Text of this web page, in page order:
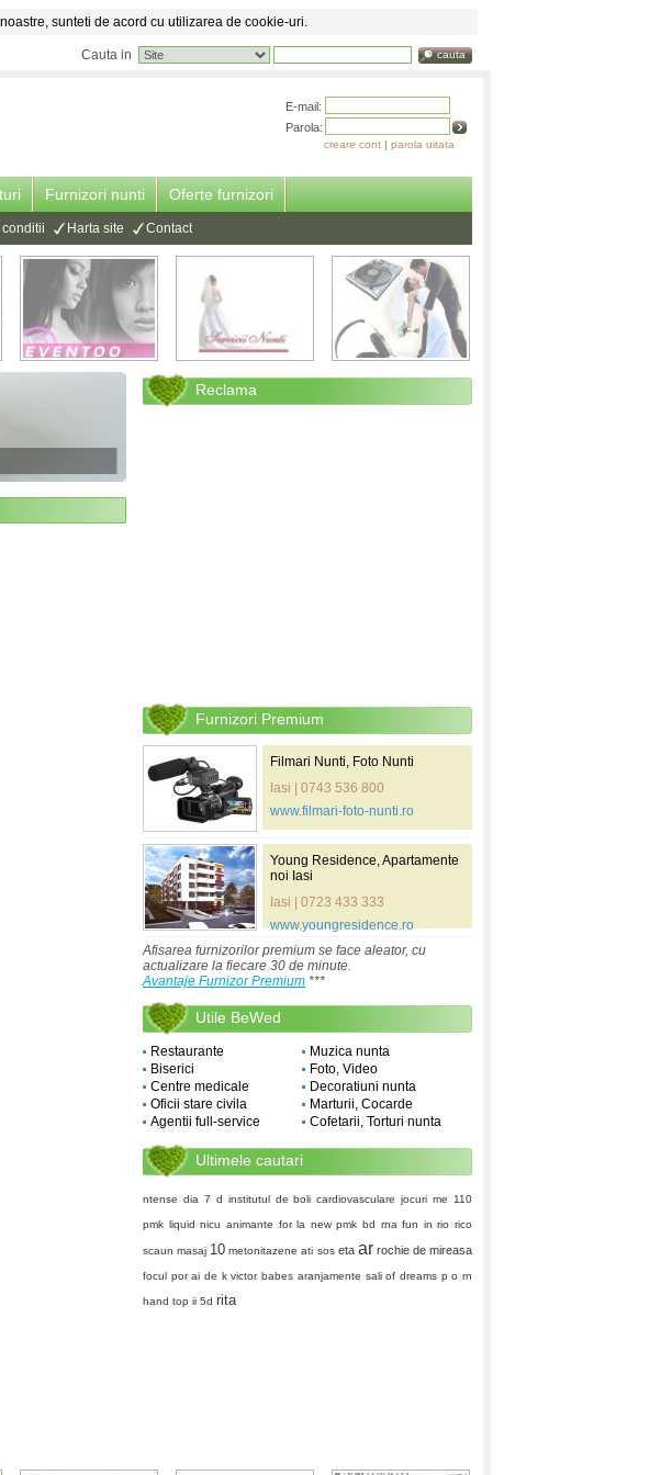
sunteti de acord cu utilizarea de cookie-uri.
Cauta in cauta
E-mail:
Parola:
creare cont | parola uitata
Furnizori nunti Oferte furnizori
Harta site Contact
Reclama
Furnizori Premium
Filmari Nunti, Foto Nunti
Iasi | 0743 536 800
www.filmari-foto-nunti.ro
Young Residence, Apartamente
noi Iasi
Iasi | 0723 433 333
www.youngresidence.ro
Afisarea furnizorilor premium se face aleator, cu
actualizare la fiecare 30 de minute.
Avantaje Furnizor Premium ***
Utile BeWed
Restaurante
Biserici
Centre medicale
Oficii stare civila
Agentii full-service
Muzica nunta
Foto, Video
Decoratiuni nunta
Marturii, Cocarde
Cofetarii, Torturi nunta
Ultimele cautari
ntense dia 7 d institutul de boli cardiovasculare jocuri me 110
pmk liquid nicu animante for la new pmk bd rna fun in rio rico
scaun masaj 10 metonitazene ati sos eta ar rochie de mireasa
focul por ai de k victor babes aranjamente sali of dreams p o rn
hand top ii 5d rita